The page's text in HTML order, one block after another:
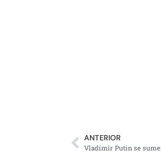
ANTERIOR
Vladímir Putin se